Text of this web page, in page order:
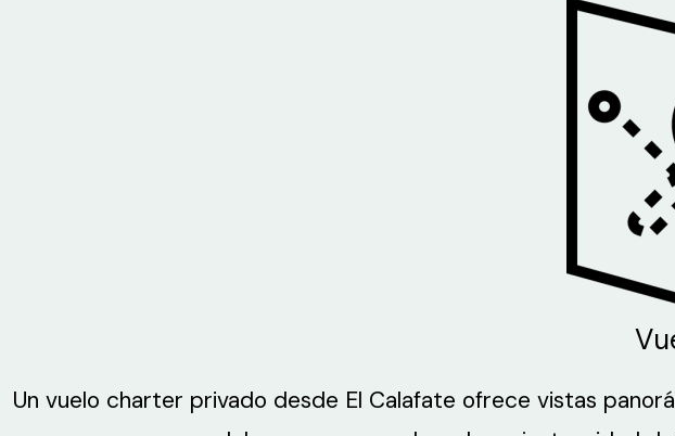
Un vuelo charter privado desde El Calafate ofrece vistas